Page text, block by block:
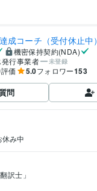
成コーチ（受付休止中）
機密保持契約(NDA)
行事業者
未登録
評価 5.0フォロワー153
問
休み中
訳士」